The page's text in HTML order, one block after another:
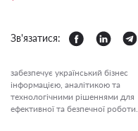
Зв'язатися:
забезпечує український бізнес
інформацією, аналітикою та
технологічними рішеннями для
ефективної та безпечної роботи.